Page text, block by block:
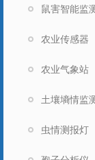
鼠害智能监
农业传感器
农业气象站
土壤墒情监
虫情测报灯